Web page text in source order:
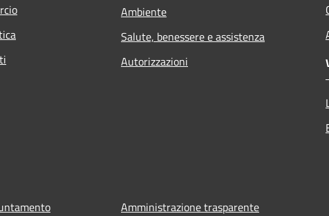
Ambiente
Salute, benessere e assistenza
Autorizzazioni
Amministrazione trasparente